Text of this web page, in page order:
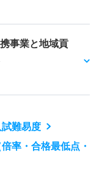
事業と地域貢
難易度
率・合格最低点・